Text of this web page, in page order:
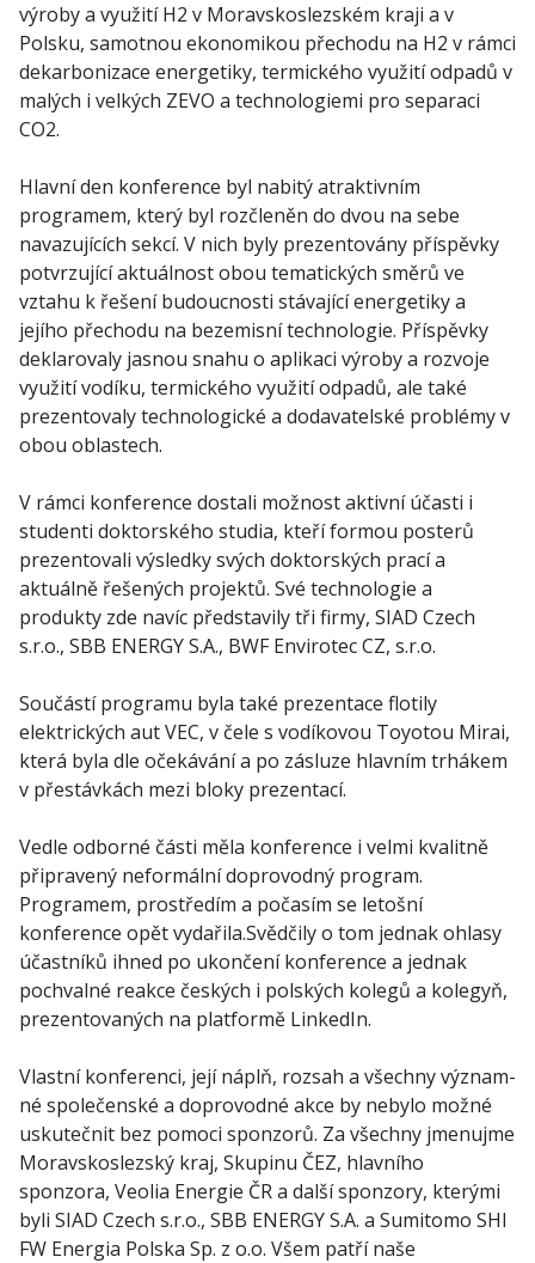
výroby a využití H2 v Moravskoslezském kraji a v
Polsku, samotnou ekonomikou přechodu na H2 v rámci
dekarbonizace energetiky, termického využití odpadů v
malých i velkých ZEVO a technologiemi pro separaci
CO2.
Hlavní den konference byl nabitý atraktivním
programem, který byl rozčle­něn do dvou na sebe
navazujících sekcí. V nich byly prezentovány příspěvky
potvrzující aktuálnost obou tematických směrů ve
vztahu k řešení budoucnosti stávající energetiky a
jejího přechodu na bezemisní technologie. Příspěvky
deklarovaly jasnou snahu o aplikaci výroby a rozvoje
využití vodíku, termického využití odpadů, ale také
prezentovaly technologické a dodavatelské problémy v
obou oblastech.
V rámci konference dostali možnost aktivní účasti i
studenti doktorského studia, kteří formou posterů
prezentovali výsledky svých doktorských prací a
aktuálně řešených projektů. Své technologie a
produkty zde navíc představily tři firmy, SIAD Czech
s.r.o., SBB ENERGY S.A., BWF Envirotec CZ, s.r.o.
Součástí programu byla také prezentace flotily
elektrických aut VEC, v čele s vodíkovou Toyotou Mirai,
která byla dle očekávání a po zásluze hlavním trhákem
v přestávkách mezi bloky prezentací.
Vedle odborné části měla konference i velmi kvalitně
připravený neformální doprovodný program.
Programem, prostředím a počasím se letošní
konference opět vydařila.Svědčily o tom jednak ohlasy
účastníků ihned po ukončení konference a jednak
pochvalné reakce českých i polských kolegů a kolegyň,
prezentovaných na platformě LinkedIn.
Vlastní konferenci, její ná­plň, rozsah a všechny význam­
né společenské a doprovodné akce by nebylo možné
uskuteč­nit bez pomoci spon­zorů. Za všechny jmenujme
Moravskoslezský kraj, Skupinu ČEZ, hlavního
sponzora, Veolia Energie ČR a další sponzory, kterými
byli SIAD Czech s.r.o., SBB ENERGY S.A. a Sumitomo SHI
FW Energia Polska Sp. z o.o. Všem patří naše